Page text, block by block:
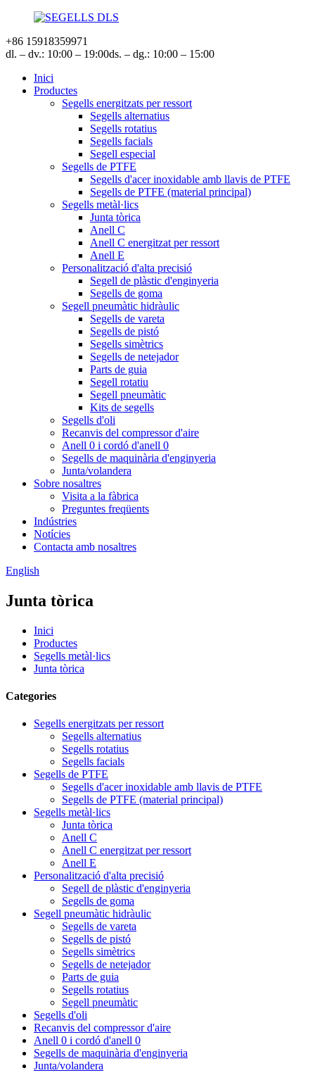
+86 15918359971
dl. – dv.: 10:00 – 19:00ds. – dg.: 10:00 – 15:00
Inici
Productes
Segells energitzats per ressort
Segells alternatius
Segells rotatius
Segells facials
Segell especial
Segells de PTFE
Segells d'acer inoxidable amb llavis de PTFE
Segells de PTFE (material principal)
Segells metàl·lics
Junta tòrica
Anell C
Anell C energitzat per ressort
Anell E
Personalització d'alta precisió
Segell de plàstic d'enginyeria
Segells de goma
Segell pneumàtic hidràulic
Segells de vareta
Segells de pistó
Segells simètrics
Segells de netejador
Parts de guia
Segell rotatiu
Segell pneumàtic
Kits de segells
Segells d'oli
Recanvis del compressor d'aire
Anell 0 i cordó d'anell 0
Segells de maquinària d'enginyeria
Junta/volandera
Sobre nosaltres
Visita a la fàbrica
Preguntes freqüents
Indústries
Notícies
Contacta amb nosaltres
English
Junta tòrica
Inici
Productes
Segells metàl·lics
Junta tòrica
Categories
Segells energitzats per ressort
Segells alternatius
Segells rotatius
Segells facials
Segells de PTFE
Segells d'acer inoxidable amb llavis de PTFE
Segells de PTFE (material principal)
Segells metàl·lics
Junta tòrica
Anell C
Anell C energitzat per ressort
Anell E
Personalització d'alta precisió
Segell de plàstic d'enginyeria
Segells de goma
Segell pneumàtic hidràulic
Segells de vareta
Segells de pistó
Segells simètrics
Segells de netejador
Parts de guia
Segells rotatius
Segell pneumàtic
Segells d'oli
Recanvis del compressor d'aire
Anell 0 i cordó d'anell 0
Segells de maquinària d'enginyeria
Junta/volandera